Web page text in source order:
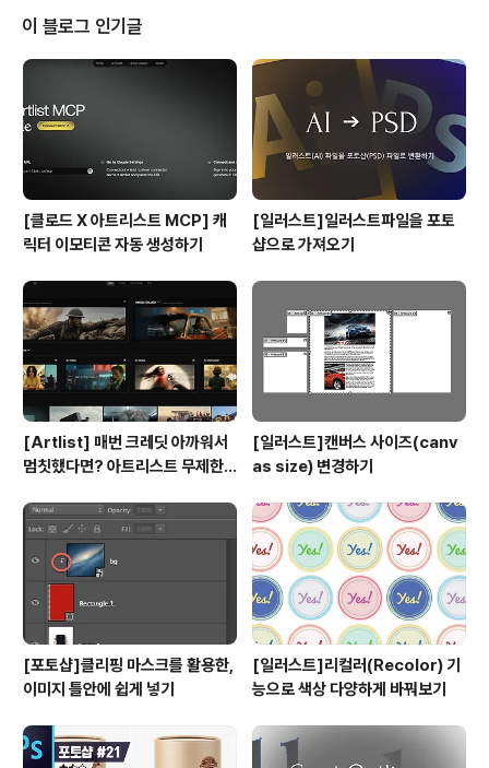
한 형태의 텍스트를 추가하여 로고를 완성하였습니다.
이 블로그 인기글
[클로드 X 아트리스트 MCP] 캐
릭터 이모티콘 자동 생성하기
[일러스트]일러스트파일을 포토
샵으로 가져오기
[Artlist] 매번 크레딧 아까워서
멈칫했다면? 아트리스트 무제한
[일러스트]캔버스 사이즈(canv
as size) 변경하기
[포토샵]클리핑 마스크를 활용한,
이미지 틀안에 쉽게 넣기
[일러스트]리컬러(Recolor) 기
능으로 색상 다양하게 바꿔보기